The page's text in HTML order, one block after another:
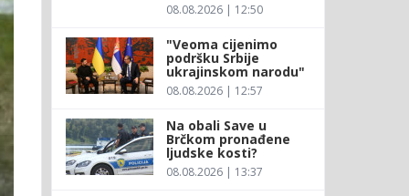
08.08.2026 | 12:50
"Veoma cijenimo
podršku Srbije
ukrajinskom narodu"
08.08.2026 | 12:57
Na obali Save u
Brčkom pronađene
ljudske kosti?
08.08.2026 | 13:37